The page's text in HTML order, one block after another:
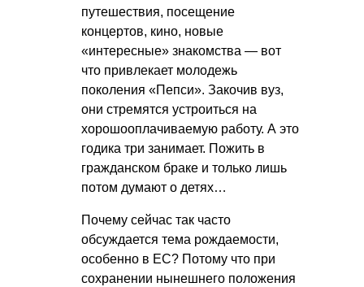
путешествия, посещение
концертов, кино, новые
«интересные» знакомства — вот
что привлекает молодежь
поколения «Пепси». Закочив вуз,
они стремятся устроиться на
хорошооплачиваемую работу. А это
годика три занимает. Пожить в
гражданском браке и только лишь
потом думают о детях…
Почему сейчас так часто
обсуждается тема рождаемости,
особенно в ЕС? Потому что при
сохранении нынешнего положения